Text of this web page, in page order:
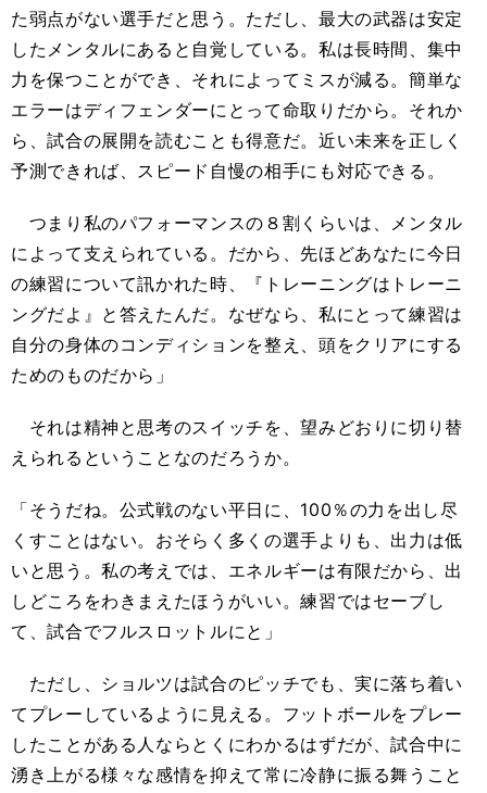
た弱点がない選手だと思う。ただし、最大の武器は安定
したメンタルにあると自覚している。私は長時間、集中
力を保つことができ、それによってミスが減る。簡単な
エラーはディフェンダーにとって命取りだから。それか
ら、試合の展開を読むことも得意だ。近い未来を正しく
予測できれば、スピード自慢の相手にも対応できる。
つまり私のパフォーマンスの８割くらいは、メンタル
によって支えられている。だから、先ほどあなたに今日
の練習について訊かれた時、『トレーニングはトレーニ
ングだよ』と答えたんだ。なぜなら、私にとって練習は
自分の身体のコンディションを整え、頭をクリアにする
ためのものだから」
それは精神と思考のスイッチを、望みどおりに切り替
えられるということなのだろうか。
「そうだね。公式戦のない平日に、100％の力を出し尽
くすことはない。おそらく多くの選手よりも、出力は低
いと思う。私の考えでは、エネルギーは有限だから、出
しどころをわきまえたほうがいい。練習ではセーブし
て、試合でフルスロットルにと」
ただし、ショルツは試合のピッチでも、実に落ち着い
てプレーしているように見える。フットボールをプレー
したことがある人ならとくにわかるはずだが、試合中に
湧き上がる様々な感情を抑えて常に冷静に振る舞うこと